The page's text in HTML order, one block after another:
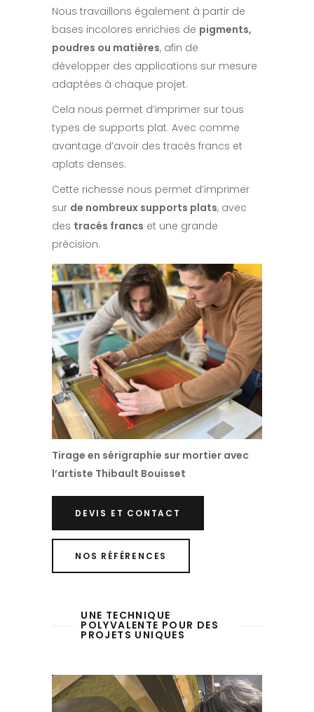
Nous travaillons également à partir de
bases incolores enrichies de pigments,
poudres ou matières, afin de
développer des applications sur mesure
adaptées à chaque projet.
Cela nous permet d’imprimer sur tous
types de supports plat. Avec comme
avantage d’avoir des tracés francs et
aplats denses.
Cette richesse nous permet d’imprimer
sur de nombreux supports plats, avec
des tracés francs et une grande
précision.
Tirage en sérigraphie sur mortier avec
l’artiste Thibault Bouisset
DEVIS ET CONTACT
NOS RÉFÉRENCES
UNE TECHNIQUE
POLYVALENTE POUR DES
PROJETS UNIQUES